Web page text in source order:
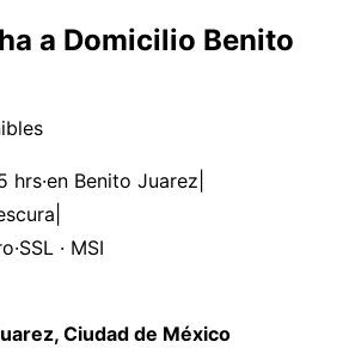
a Domicilio Benito
s
hrs·en Benito Juarez
·SSL · MSI
, Ciudad de México